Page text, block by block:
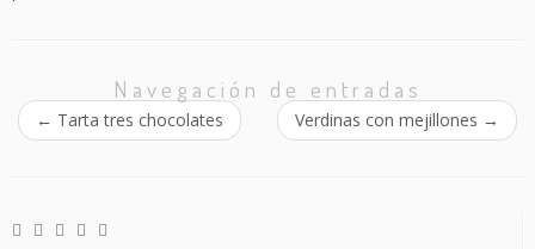
Navegación de entradas
← Tarta tres chocolates Verdinas con mejillones →